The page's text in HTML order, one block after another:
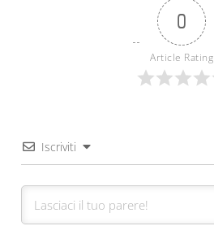
0
Article Rating
Iscriviti